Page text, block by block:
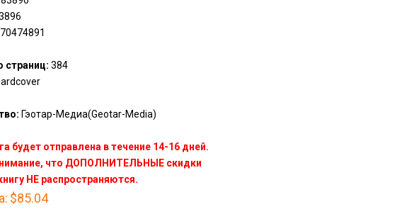
страниц: 384
Гэотар-Медиа(Geotar-Media)
будет отправлена в течение 14-16 дней.
что ДОПОЛНИТЕЛЬНЫЕ скидки
НЕ распространяются.
$85.04